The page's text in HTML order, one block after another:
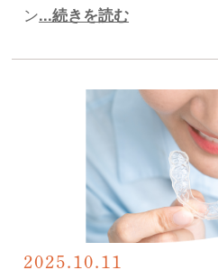
ン...続きを読む
2025.10.11